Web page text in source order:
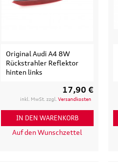
Original Audi A4 8W
Rückstrahler Reflektor
hinten links
17,90 €
inkl. MwSt. zzgl. Versandkosten
IN DEN WARENKORB
Auf den Wunschzettel